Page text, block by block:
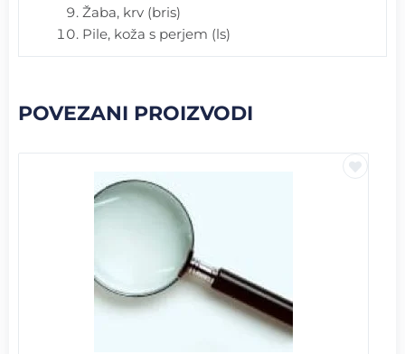
Žaba, krv (bris)
Pile, koža s perjem (ls)
POVEZANI PROIZVODI